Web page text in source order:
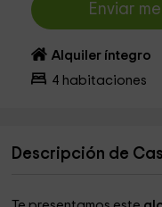
Enviar
Alquiler íntegro
4 habitaciones
Descripción de